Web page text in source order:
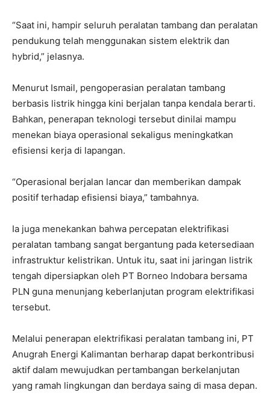
“Saat ini, hampir seluruh peralatan tambang dan peralatan
pendukung telah menggunakan sistem elektrik dan
hybrid,” jelasnya.
Menurut Ismail, pengoperasian peralatan tambang
berbasis listrik hingga kini berjalan tanpa kendala berarti.
Bahkan, penerapan teknologi tersebut dinilai mampu
menekan biaya operasional sekaligus meningkatkan
efisiensi kerja di lapangan.
“Operasional berjalan lancar dan memberikan dampak
positif terhadap efisiensi biaya,” tambahnya.
Ia juga menekankan bahwa percepatan elektrifikasi
peralatan tambang sangat bergantung pada ketersediaan
infrastruktur kelistrikan. Untuk itu, saat ini jaringan listrik
tengah dipersiapkan oleh PT Borneo Indobara bersama
PLN guna menunjang keberlanjutan program elektrifikasi
tersebut.
Melalui penerapan elektrifikasi peralatan tambang ini, PT
Anugrah Energi Kalimantan berharap dapat berkontribusi
aktif dalam mewujudkan pertambangan berkelanjutan
yang ramah lingkungan dan berdaya saing di masa depan.